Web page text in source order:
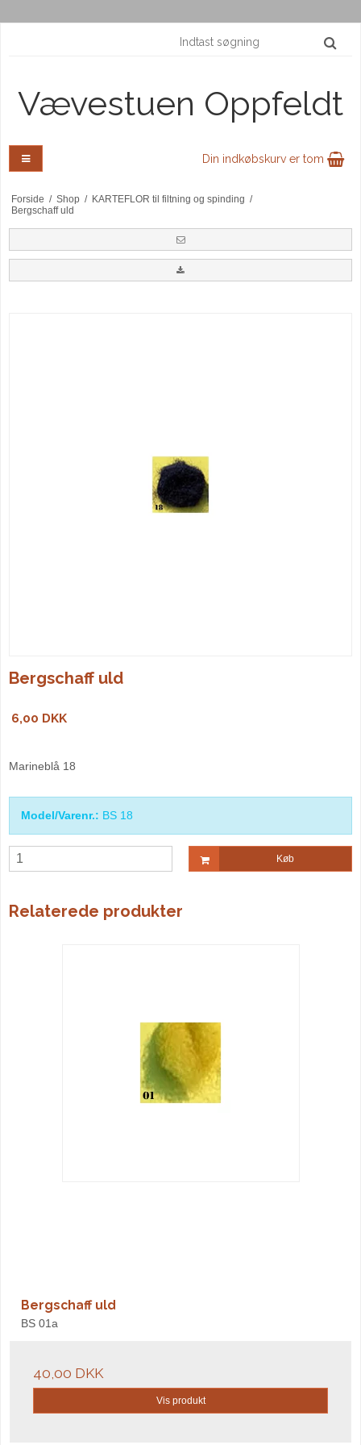
Vævestuen Oppfeldt
Din indkøbskurv er tom
Forside / Shop / KARTEFLOR til filtning og spinding /
Bergschaff uld
Bergschaff uld
6,00 DKK
Marineblå 18
Model/Varenr.: BS 18
Køb
Relaterede produkter
Bergschaff uld
BS 01a
40,00 DKK
Vis produkt